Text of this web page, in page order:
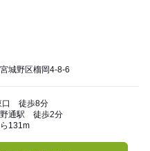
城野区榴岡4-8-6
口 徒歩8分
通駅 徒歩2分
131m